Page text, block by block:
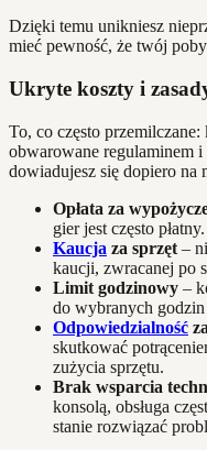
Dzięki temu unikniesz
mieć pewność, że twój
Ukryte koszty i
To, co często
obwarowane regulaminem
dowiadujesz się dopiero na
Opłata za
gier jest często płatny.
Kaucja za sprzęt –
kaucji, zwracanej po
Limit godzinowy –
do wybranych
Odpowiedzialność
skutkować
zużycia sprzętu.
Brak wsparcia
konsolą, obsługa
stanie rozwiązać